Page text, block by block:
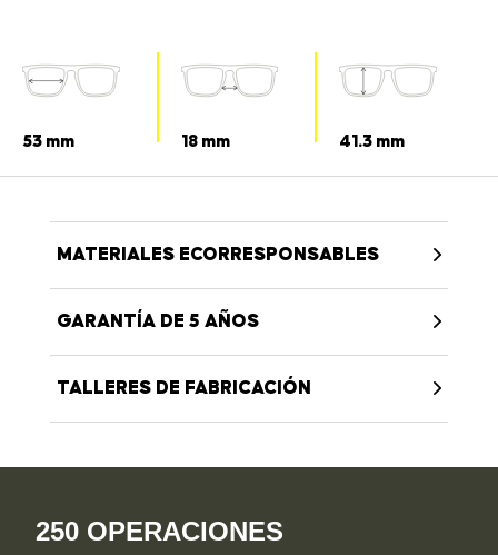
53 mm 18 mm 41.3 mm
MATERIALES ECORRESPONSABLES
GARANTÍA DE 5 AÑOS
TALLERES DE FABRICACIÓN
250 OPERACIONES